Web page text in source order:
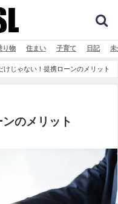
り物 住まい 子育て 日記 未
けじゃない！提携ローンのメリット
のメリット